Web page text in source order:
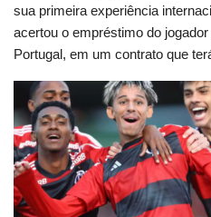
sua primeira experiência
acertou o empréstimo do
Portugal, em um contrato que